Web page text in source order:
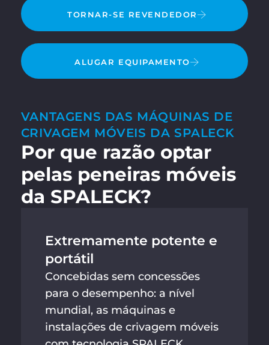
TORNAR-SE REVENDEDOR
ALUGAR EQUIPAMENTO
VANTAGENS DAS MÁQUINAS DE
CRIVAGEM MÓVEIS DA SPALECK
Por que razão optar
pelas peneiras móveis
da SPALECK?
Extremamente potente e
portátil
Concebidas sem concessões
para o desempenho: a nível
mundial, as máquinas e
instalações de crivagem móveis